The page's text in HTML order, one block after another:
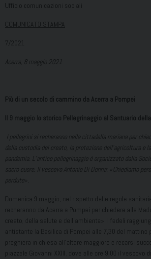
Ufficio comunicazioni sociali
COMUNICATO STAMPA
7/2021
Acerra, 8 maggio 2021
Più di un secolo di cammino da Acerra a Pompei
Il 9 maggio lo storico Pellegrinaggio al Santuario
I pellegrini si recheranno nella cittadella mariana per
della custodia del creato, la protezione dell’agricoltura e
pandemia. L’antico pellegrinaggio è organizzato dalla
sacro cuore. Il vescovo Antonio Di Donna: «Chiediamo
perduto».
Domenica 9 maggio, nel rispetto delle regole
recheranno da Acerra a Pompei per chiedere alla
creato, della salute e dell’ambiente». I fedeli
antistante la Basilica di Pompei alle 7,30 del mattino
preghiera in chiesa all’altare maggiore e recarsi
piazzale Giovanni XXIII, dove alle ore 9,00 il vescovo